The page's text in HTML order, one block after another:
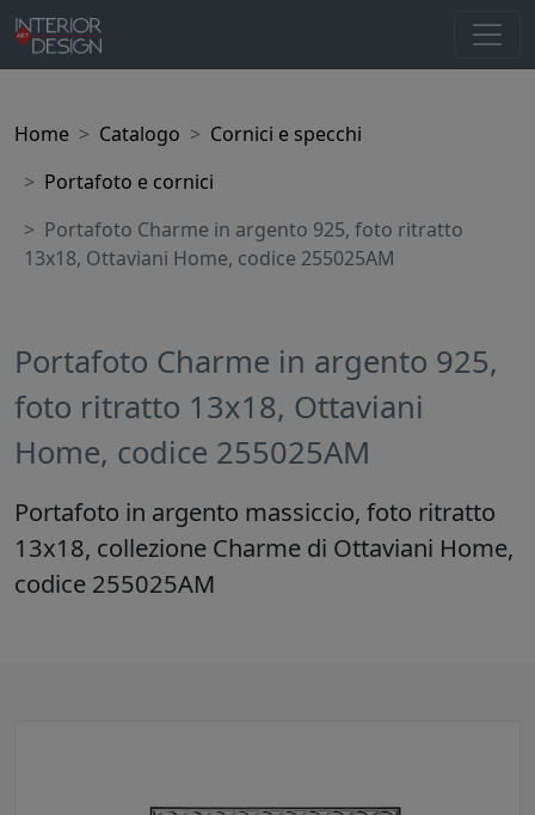
Home Catalogo
Cornici e specchi
Portafoto e cornici
Portafoto Charme in argento 925, foto ritratto
13x18, Ottaviani Home, codice 255025AM
Portafoto Charme in argento 925,
foto ritratto 13x18, Ottaviani
Home, codice 255025AM
Portafoto in argento massiccio, foto ritratto
13x18, collezione Charme di Ottaviani Home,
codice 255025AM